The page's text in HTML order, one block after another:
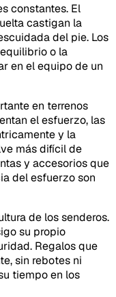
constantes. El
castigan la
del pie. Los
o la
en el equipo de un
en terrenos
el esfuerzo, las
y la
más difícil de
y accesorios que
del esfuerzo son
de los senderos.
su propio
Regalos que
sin rebotes ni
tiempo en los